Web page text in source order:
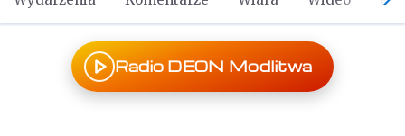
Radio DEON Modlitwa